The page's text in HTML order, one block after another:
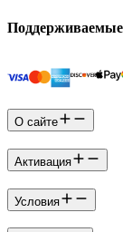
О сайте
Активация
Условия